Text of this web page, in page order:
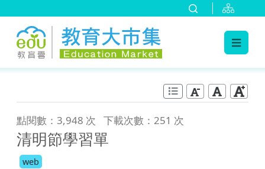
點閱數：3,948 次 下載次數：251 次
清明節學習單
web